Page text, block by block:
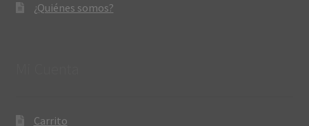
¿Quiénes somos?
Carrito